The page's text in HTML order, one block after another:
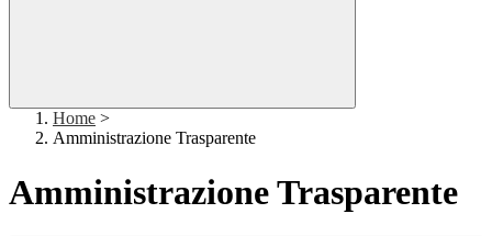
Home >
Amministrazione Trasparente
Amministrazione Trasparente